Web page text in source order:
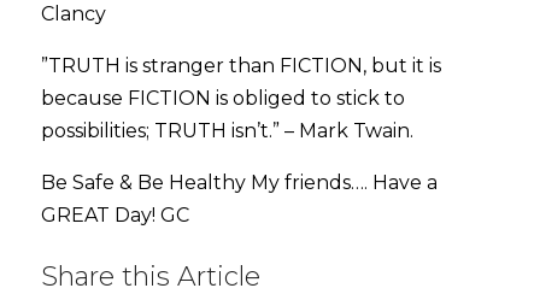
Clancy
”TRUTH is stranger than FICTION, but it is
because FICTION is obliged to stick to
possibilities; TRUTH isn’t.” – Mark Twain.
Be Safe & Be Healthy My friends…. Have a
GREAT Day! GC
Share this Article